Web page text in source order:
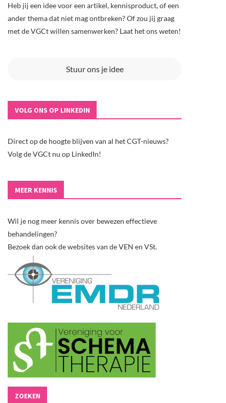
Heb jij een idee voor een artikel, kennisproduct, of een
ander thema dat niet mag ontbreken? Of zou jij graag
met de VGCt willen samenwerken? Laat het ons weten!
Stuur ons je idee
VOLG ONS OP LINKEDIN
Direct op de hoogte blijven van al het CGT-nieuws?
Volg de VGCt nu op LinkedIn!
MEER KENNIS
Wil je nog meer kennis over bewezen effectieve
behandelingen?
Bezoek dan ook de websites van de VEN en VSt.
ZOEKEN